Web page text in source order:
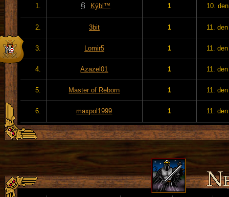
1. Kýbl™ 1 10. den
2. 3bit 1 11. den
3. Lomir5 1 11. den
4. Azazel01 1 11. den
5. Master of Reborn 1 11. den
6. maxpol1999 1 11. den